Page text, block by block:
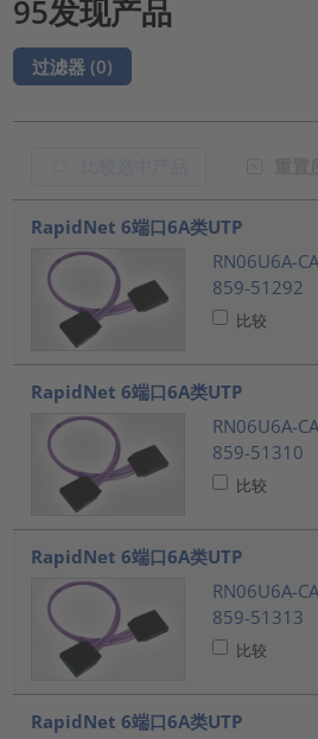
95发现产品
过滤器 (0)
RapidNet 6端口6A类UTP
RN06U6A-
859-51292
比较
RapidNet 6端口6A类UTP
RN06U6A-
859-51310
比较
RapidNet 6端口6A类UTP
RN06U6A-
859-51313
比较
RapidNet 6端口6A类UTP